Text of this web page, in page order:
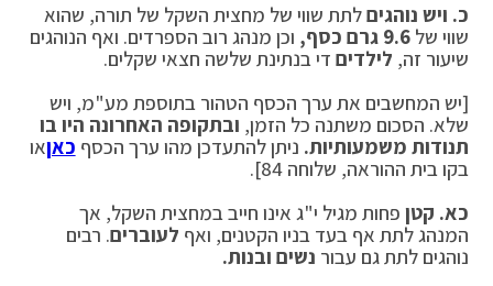
כ. ויש נוהגיםלתת שווי של מחצית השקל של תורה, שהוא
שווי של9.6 גרם כסף,
וכן מנהג רוב הספרדים. ואף הנוהגים
שיעור זה, לילדים די בנתינת שלשה חצאי שקלים.
[יש המחשבים את ערך הכסף הטהור בתוספת מע"מ, ויש
שלא. הסכום משתנה כל הזמן, ובתקופה האחרונה היו בו
תנודות משמעותיות. ניתן להתעדכן מהו ערך הכסף כאןאו
בקו בית ההוראה, שלוחה 84].
כא. קטן פחות מגיל י"ג אינו חייב במחצית השקל, אך
המנהג לתת אף בעד בניו הקטנים, ואף לעוברים. רבים
נוהגים לתת גם עבור נשים ובנות.